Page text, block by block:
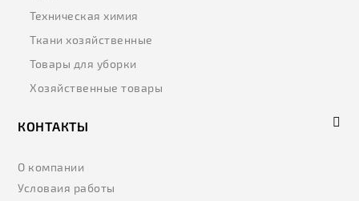
Техническая химия
Ткани хозяйственные
Товары для уборки
Хозяйственные товары
КОНТАКТЫ
О компании
Условаия работы